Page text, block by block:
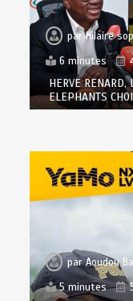
parhilaire
6 minutes
HERVE RENARD,
ELEPHANTS
parAoudou
5 minutes